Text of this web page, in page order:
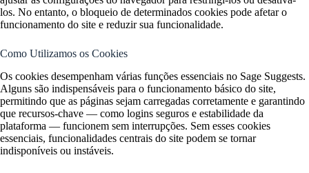
los. No entanto, o bloqueio de determinados cookies pode afetar o
funcionamento do site e reduzir sua funcionalidade.
Como Utilizamos os Cookies
Os cookies desempenham várias funções essenciais no Sage Suggests.
Alguns são indispensáveis para o funcionamento básico do site,
permitindo que as páginas sejam carregadas corretamente e garantindo
que recursos-chave — como logins seguros e estabilidade da
plataforma — funcionem sem interrupções. Sem esses cookies
essenciais, funcionalidades centrais do site podem se tornar
indisponíveis ou instáveis.